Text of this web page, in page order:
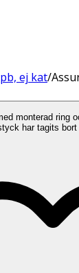
ej kat/
monterad ring
har tagits